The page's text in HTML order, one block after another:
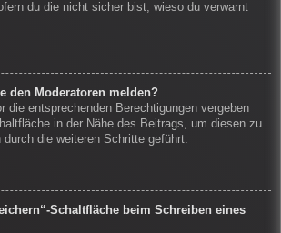
du die nicht sicher bist, wieso du verwarnt
den Moderatoren melden?
die entsprechenden Berechtigungen vergeben
in der Nähe des Beitrags, um diesen zu
durch die weiteren Schritte geführt.
Schaltfläche beim Schreiben eines